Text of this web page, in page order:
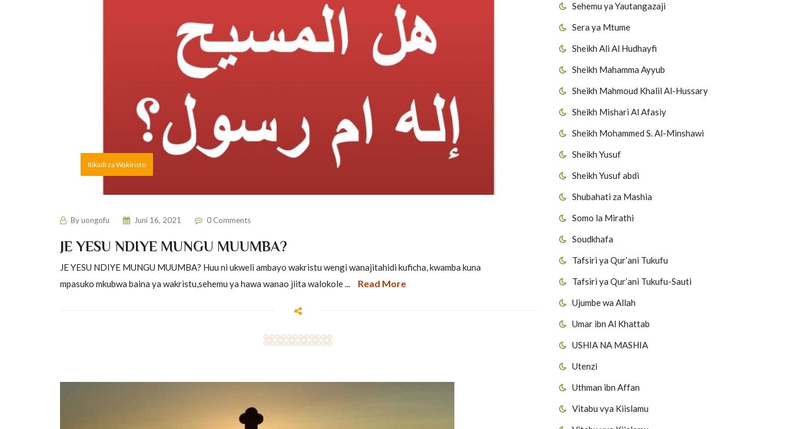
Itikadi za Wakiristo
Byuongofu Juni 16, 2021 0 Comments
JE YESU NDIYE MUNGU MUUMBA?
JE YESU NDIYE MUNGU MUUMBA? Huu ni ukweli ambayo wakristu wengi wanajitahidi kuficha, kwamba kuna
mpasuko mkubwa baina ya wakristu,sehemu ya hawa wanao jiita walokole ...
Read More
Sehemu ya Yautangazaji
Sera ya Mtume
Sheikh Ali Al Hudhayfi
Sheikh Mahamma Ayyub
Sheikh Mahmoud Khalil Al-Hussary
Sheikh Mishari Al Afasiy
Sheikh Mohammed S. Al-Minshawi
Sheikh Yusuf
Sheikh Yusuf abdi
Shubahati za Mashia
Somo la Mirathi
Soudkhafa
Tafsiri ya Qur’ani Tukufu
Tafsiri ya Qur’ani Tukufu-Sauti
Ujumbe wa Allah
Umar ibn Al Khattab
USHIA NA MASHIA
Utenzi
Uthman ibn Affan
Vitabu vya Kiislamu